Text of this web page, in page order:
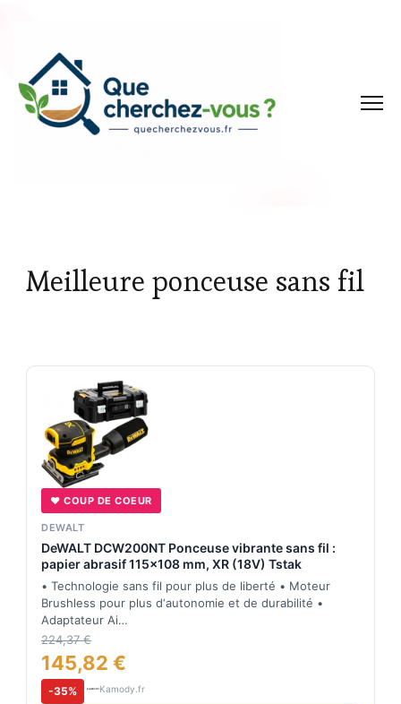
Meilleure ponceuse sans fil
♥ COUP DE COEUR
DEWALT
DeWALT DCW200NT Ponceuse vibrante sans fil :
papier abrasif 115×108 mm, XR (18V) Tstak
• Technologie sans fil pour plus de liberté • Moteur
Brushless pour plus d‘autonomie et de durabilité •
Adaptateur Ai…
224,37 €
145,82 €
-35% Kamody.fr